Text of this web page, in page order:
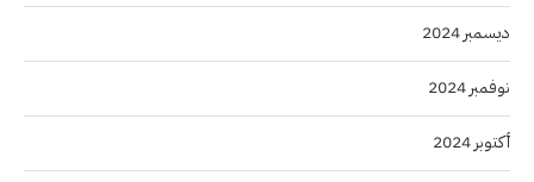
ديسمبر 2024
نوفمبر 2024
أكتوبر 2024